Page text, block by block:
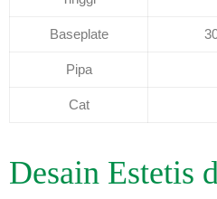
Baseplate
Pipa
Cat
Desain Estetis